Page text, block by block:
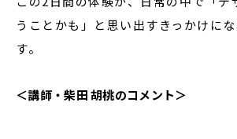
うことかも」と思い出すきっかけに
す。
＜講師・柴田 胡桃のコメント＞